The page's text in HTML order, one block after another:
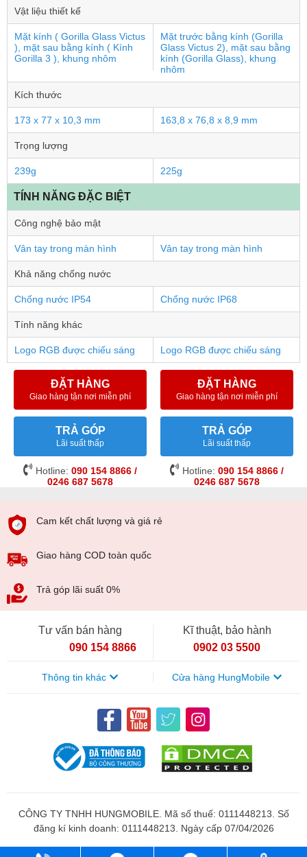
Vật liệu thiết kế
Mặt kính ( Gorilla Glass Victus
), mặt sau bằng kính ( Kính
Gorilla 3 ), khung nhôm
Mặt trước bằng kính (Gorilla
Glass Victus 2), mặt sau bằng
kính (Gorilla Glass), khung
nhôm
Kích thước
173 x 77 x 10,3 mm 163,8 x 76,8 x 8,9 mm
Trọng lượng
239g 225g
TÍNH NĂNG ĐẶC BIỆT
Công nghệ bảo mật
Vân tay trong màn hình Vân tay trong màn hình
Khả năng chống nước
Chống nước IP54 Chống nước IP68
Tính năng khác
Logo RGB được chiếu sáng Logo RGB được chiếu sáng
ĐẶT HÀNG
Giao hàng tận nơi miễn phí
TRẢ GÓP
Lãi suất thấp
Hotline: 090 154 8866 /
0246 687 5678
ĐẶT HÀNG
Giao hàng tận nơi miễn phí
TRẢ GÓP
Lãi suất thấp
Hotline: 090 154 8866 /
0246 687 5678
Cam kết chất lượng và giá rẻ
Giao hàng COD toàn quốc
Trả góp lãi suất 0%
Tư vấn bán hàng
090 154 8866
Kĩ thuật, bảo hành
0902 03 5500
Thông tin khác Cửa hàng HungMobile
CÔNG TY TNHH HUNGMOBILE. Mã số thuế: 0111448213. Số
đăng kí kinh doanh: 0111448213. Ngày cấp 07/04/2026